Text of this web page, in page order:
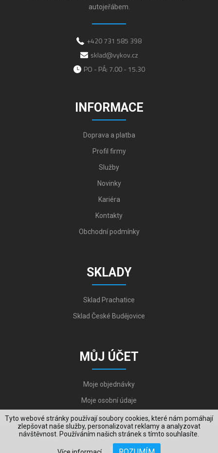
Tyto webové stránky používají soubory cookies, které nám pomáhají
zlepšovat naše služby, personalizovat reklamy a analyzovat
návštěvnost. Používáním našich stránek s tímto souhlasíte.
autojeřábem.
+420 731 585 398
sklad@vykov.cz
PO - PÁ: 7.00 - 15.30
INFORMACE
Doprava a platba
Profil firmy
Služby
Novinky
Kariéra
Kontakty
Obchodní podmínky
SKLADY
Sklad Prachatice
Sklad České Budějovice
MŮJ ÚČET
Moje objednávky
Moje osobní údaje
Copyright © 2006-2026, VYKOV STEEL s.r.o. All Rights Reserved.